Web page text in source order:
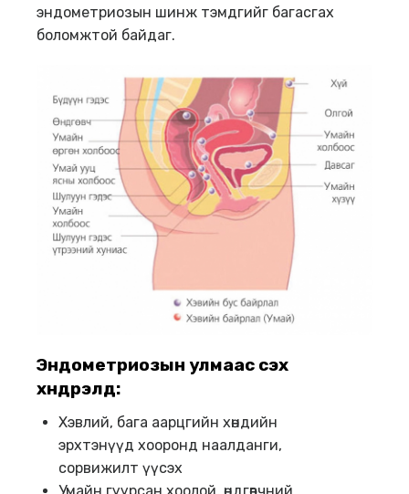
эндометриозын шинж тэмдгийг багасгах
боломжтой байдаг.
Эндометриозын улмаас үүсэх
хүндрэлүүд:
Хэвлий, бага аарцгийн хөндийн
эрхтэнүүд хооронд наалданги,
сорвижилт үүсэх